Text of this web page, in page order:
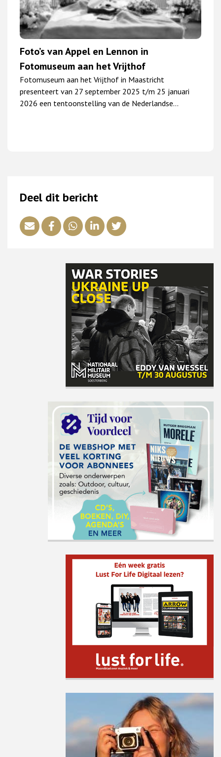
Foto’s van Appel en Lennon in
Fotomuseum aan het Vrijthof
Fotomuseum aan het Vrijthof in Maastricht
presenteert van 27 september 2025 t/m 25 januari
2026 een tentoonstelling van de Nederlandse…
Deel dit bericht